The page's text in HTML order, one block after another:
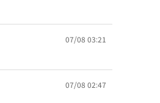
07/08 03:21
07/08 02:47